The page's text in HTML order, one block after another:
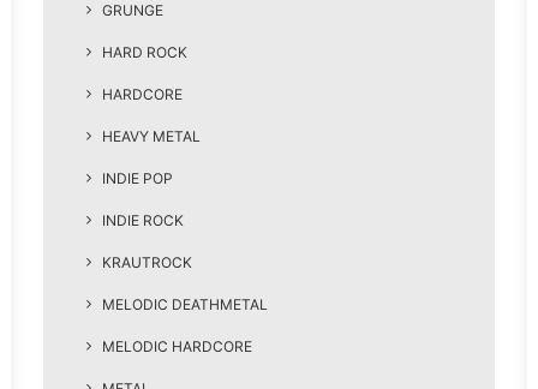
GRUNGE
HARD ROCK
HARDCORE
HEAVY METAL
INDIE POP
INDIE ROCK
KRAUTROCK
MELODIC DEATHMETAL
MELODIC HARDCORE